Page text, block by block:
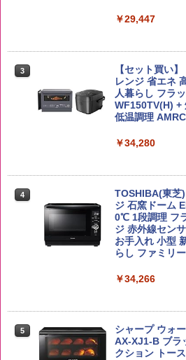
by Amazon あ
新潟ケンベイ【
野沢農産 無洗
5kg 長野県産
￥3,980
￥4,927
容量 4リットル
【数量限定】
サヒ [ ウイスキ
フト プレゼン
￥6,930
| 業務用 夜食
￥1,288
ょうゆ 高たん
カップヌード
ーフードヌー
らに塩分控えめ
￥2,885
￥29,447
3
【セット買い
レンジ 省エネ
人暮らし フラ
WF150TV(H) +
低温調理
￥34,280
4
TOSHIBA(東芝
ジ 石窯ドーム
0℃ 1段調理 フ
ジ 赤外線セン
お手入れ 小型
らし ファミリー
￥34,266
5
シャープ ウォ
AX-XJ1-B ブラ
クション トー